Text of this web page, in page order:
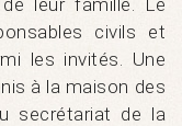
civils et
les invités. Une
à la maison des
secrétariat de la